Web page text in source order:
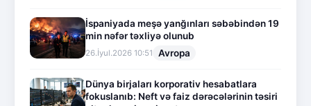
İspaniyada meşə yanğınları səbəbindən 19
min nəfər təxliyə olunub
26.İyul.2026 10:51 Avropa
Dünya birjaları korporativ hesabatlara
fokuslanıb: Neft və faiz dərəcələrinin təsiri